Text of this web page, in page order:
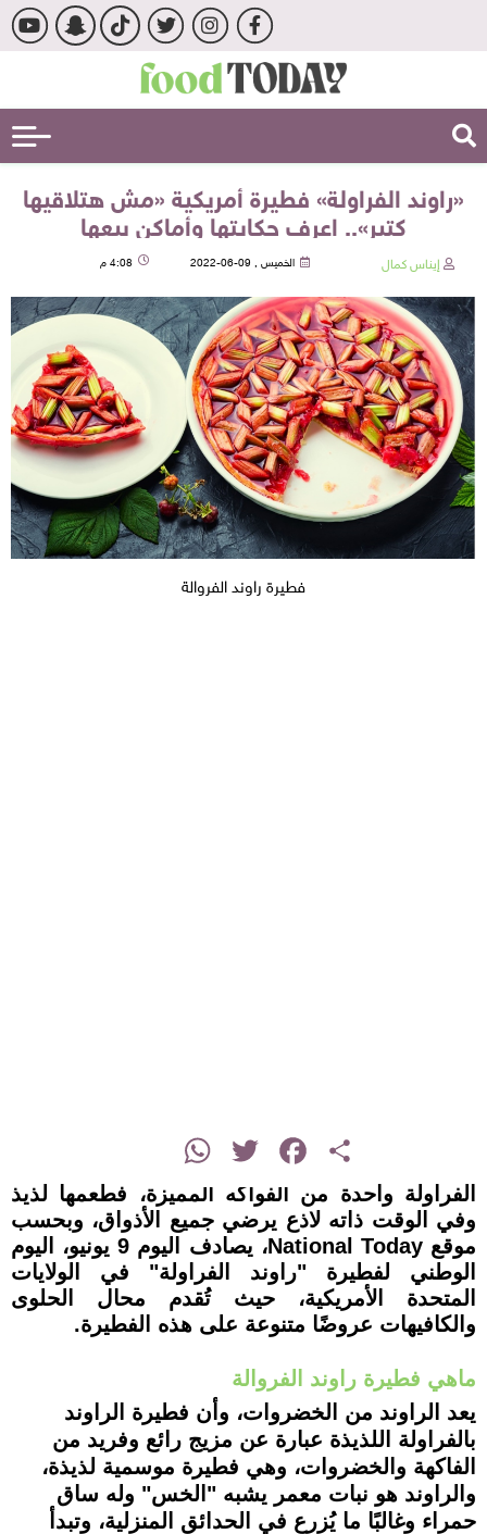
«راوند الفراولة» فطيرة أمريكية «مش هتلاقيها
كتير».. اعرف حكايتها وأماكن بيعها
إيناس كمال الخميس , 09-06-2022 4:08 م
فطيرة راوند الفروالة
Share
Facebook
Twitter
WhatsApp
الفراولة واحدة من الفواكه المميزة، فطعمها لذيذ
وفي الوقت ذاته لاذع يرضي جميع الأذواق، وبحسب
موقع National Today، يصادف اليوم 9 يونيو، اليوم
الوطني لفطيرة "راوند الفراولة" في الولايات
المتحدة الأمريكية، حيث تُقدم محال الحلوى
والكافيهات عروضًا متنوعة على هذه الفطيرة.
ماهي فطيرة راوند الفروالة
يعد الراوند من الخضروات، وأن فطيرة الراوند
بالفراولة اللذيذة عبارة عن مزيج رائع وفريد من
الفاكهة والخضروات، وهي فطيرة موسمية لذيذة،
والراوند هو نبات معمر يشبه "الخس" وله ساق
حمراء وغالبًا ما يُزرع في الحدائق المنزلية، وتبدأ